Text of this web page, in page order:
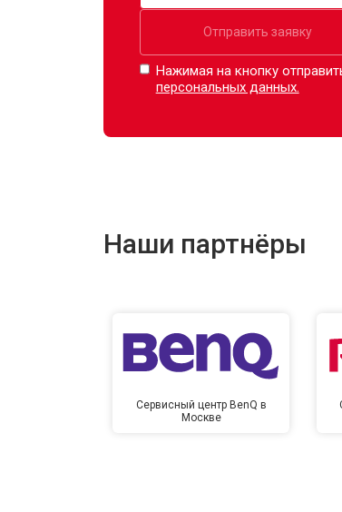
Отправить заявку
Нажимая на кнопку
персональных данных.
Наши партнёры
Сервисный центр BenQ в
Москве